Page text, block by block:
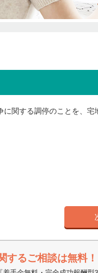
関する調停のことを、宅
するご相談は無料！